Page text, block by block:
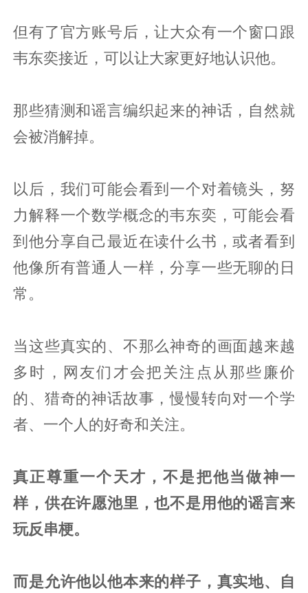
但有了官方账号后，让大众有一个窗口跟
韦东奕接近，可以让大家更好地认识他。
那些猜测和谣言编织起来的神话，自然就
会被消解掉。
以后，我们可能会看到一个对着镜头，努
力解释一个数学概念的韦东奕，可能会看
到他分享自己最近在读什么书，或者看到
他像所有普通人一样，分享一些无聊的日
常。
当这些真实的、不那么神奇的画面越来越
多时，网友们才会把关注点从那些廉价
的、猎奇的神话故事，慢慢转向对一个学
者、一个人的好奇和关注。
真正尊重一个天才，不是把他当做神一
样，供在许愿池里，也不是用他的谣言来
玩反串梗。
而是允许他以他本来的样子，真实地、自